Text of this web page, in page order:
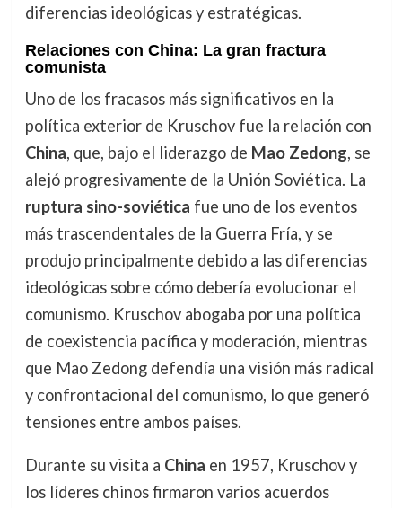
diferencias ideológicas y estratégicas.
Relaciones con China: La gran fractura
comunista
Uno de los fracasos más significativos en la
política exterior de Kruschov fue la relación con
China, que, bajo el liderazgo de Mao Zedong, se
alejó progresivamente de la Unión Soviética. La
ruptura sino-soviética fue uno de los eventos
más trascendentales de la Guerra Fría, y se
produjo principalmente debido a las diferencias
ideológicas sobre cómo debería evolucionar el
comunismo. Kruschov abogaba por una política
de coexistencia pacífica y moderación, mientras
que Mao Zedong defendía una visión más radical
y confrontacional del comunismo, lo que generó
tensiones entre ambos países.
Durante su visita a China en 1957, Kruschov y
los líderes chinos firmaron varios acuerdos